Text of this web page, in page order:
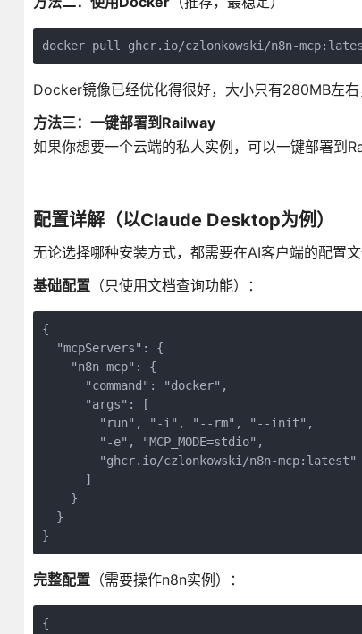
docker pull ghcr.io/czlonkowski/n8n-
Docker镜像已经优化得很好，大小只有280MB左右
方法三：一键部署到Railway
如果你想要一个云端的私人实例，可以一键部署到
配置详解（以Claude Desktop为例）
无论选择哪种安装方式，都需要在AI客户端的配置
基础配置（只使用文档查询功能）：
{
  "mcpServers": {
    "n8n-mcp": {
      "command": "docker",
      "args": [
        "run", "-i", "--rm", "--init",
        "-e", "MCP_MODE=stdio",
        "ghcr.io/czlonkowski/n8n-mcp:latest"
      ]
    }
  }
}
完整配置（需要操作n8n实例）：
{